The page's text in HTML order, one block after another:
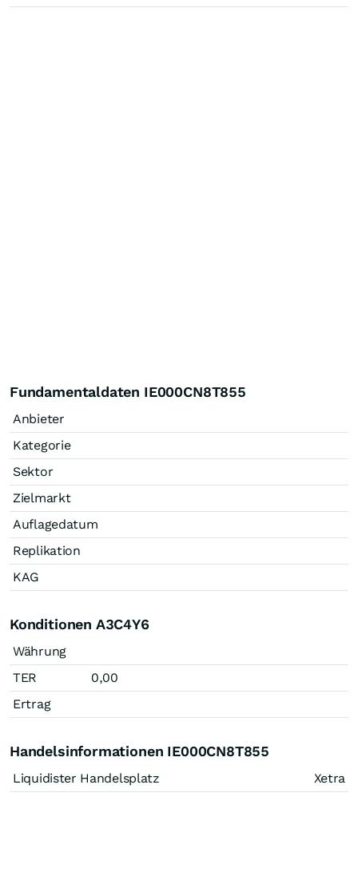
Fundamentaldaten IE000CN8T855
Anbieter
Kategorie
Sektor
Zielmarkt
Auflagedatum
Replikation
KAG
Konditionen A3C4Y6
Währung
TER
0,00
Ertrag
Handelsinformationen IE000CN8T855
Liquidister Handelsplatz Xetra